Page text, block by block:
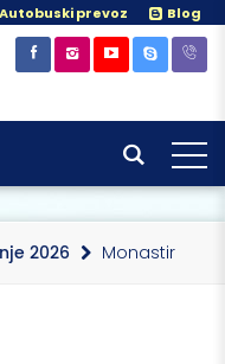
Autobuski prevoz Blog
2026 Monastir